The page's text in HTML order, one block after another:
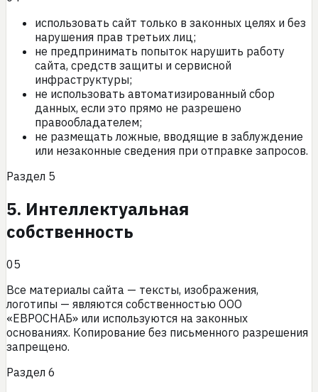
использовать сайт только в законных целях и без
нарушения прав третьих лиц;
не предпринимать попыток нарушить работу
сайта, средств защиты и сервисной
инфраструктуры;
не использовать автоматизированный сбор
данных, если это прямо не разрешено
правообладателем;
не размещать ложные, вводящие в заблуждение
или незаконные сведения при отправке запросов.
Раздел 5
5. Интеллектуальная
собственность
05
Все материалы сайта — тексты, изображения,
логотипы — являются собственностью ООО
«ЕВРОСНАБ» или используются на законных
основаниях. Копирование без письменного разрешения
запрещено.
Раздел 6